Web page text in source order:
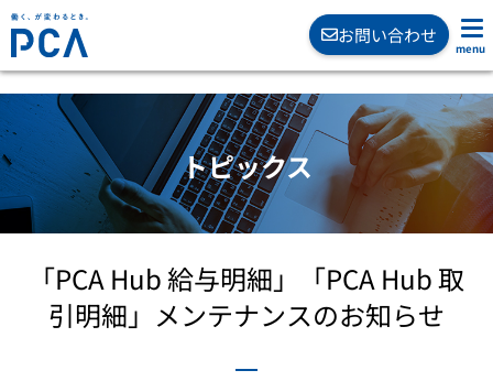
お問い合わせ
トピックス
「PCA Hub 給与明細」「PCA Hub 取
引明細」メンテナンスのお知らせ